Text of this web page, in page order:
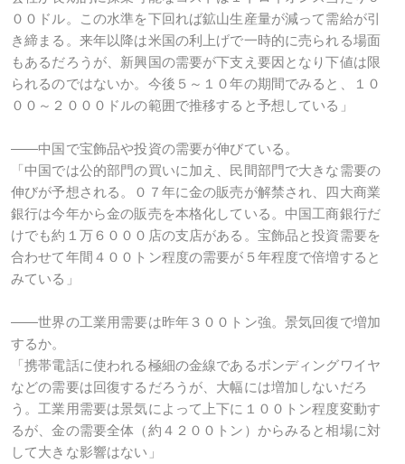
００ドル。この水準を下回れば鉱山生産量が減って需給が引
き締まる。来年以降は米国の利上げで一時的に売られる場面
もあるだろうが、新興国の需要が下支え要因となり下値は限
られるのではないか。今後５～１０年の期間でみると、１０
００～２０００ドルの範囲で推移すると予想している」
――中国で宝飾品や投資の需要が伸びている。
「中国では公的部門の買いに加え、民間部門で大きな需要の
伸びが予想される。０７年に金の販売が解禁され、四大商業
銀行は今年から金の販売を本格化している。中国工商銀行だ
けでも約１万６０００店の支店がある。宝飾品と投資需要を
合わせて年間４００トン程度の需要が５年程度で倍増すると
みている」
――世界の工業用需要は昨年３００トン強。景気回復で増加
するか。
「携帯電話に使われる極細の金線であるボンディングワイヤ
などの需要は回復するだろうが、大幅には増加しないだろ
う。工業用需要は景気によって上下に１００トン程度変動す
るが、金の需要全体（約４２００トン）からみると相場に対
して大きな影響はない」